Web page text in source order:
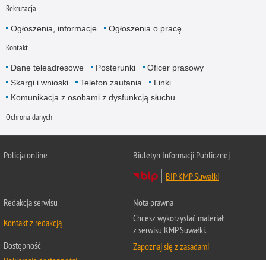
Rekrutacja
Ogłoszenia, informacje Ogłoszenia o pracę
Kontakt
Dane teleadresowe Posterunki
Oficer prasowy
Skargi i wnioski
Telefon zaufania
Linki
Komunikacja z osobami z dysfunkcją słuchu
Ochrona danych
Policja online
Biuletyn Informacji Publicznej
BIP KMP Suwałki
Redakcja serwisu
Kontakt z redakcją
Dostępność
Nota prawna
Chcesz wykorzystać materiał
z serwisu KMP Suwałki.
Zapoznaj się z zasadami